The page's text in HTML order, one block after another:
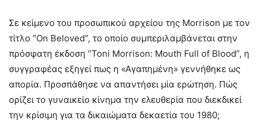
Σε κείμενο του προσωπικού αρχείου της Morrison με τον
τίτλο “On Beloved”, το οποίο συμπεριλαμβάνεται στην
πρόσφατη έκδοση “Toni Morrison: Mouth Full of Blood”, η
συγγραφέας εξηγεί πως η «Αγαπημένη» γεννήθηκε ως
απορία. Προσπάθησε να απαντήσει μία ερώτηση. Πώς
ορίζει το γυναικείο κίνημα την ελευθερία που διεκδικεί
την κρίσιμη για τα δικαιώματα δεκαετία του 1980;